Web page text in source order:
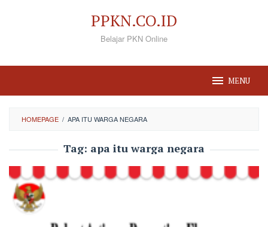
PPKN.CO.ID
Belajar PKN Online
MENU
HOMEPAGE / APA ITU WARGA NEGARA
Tag: apa itu warga negara